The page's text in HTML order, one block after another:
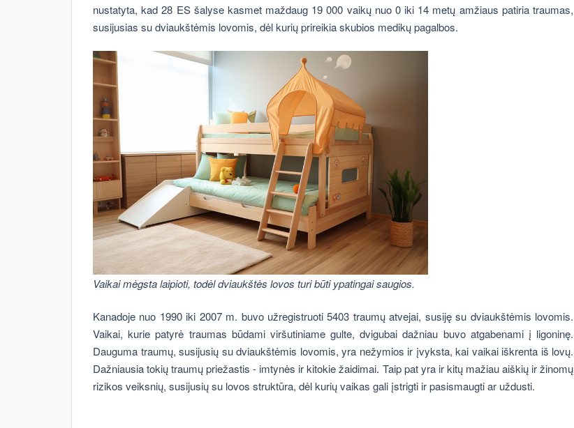
nustatyta, kad 28 ES šalyse kasmet maždaug 19 000 vaikų nuo 0 iki 14 metų amžiaus patiria traumas,
susijusias su dviaukštėmis lovomis, dėl kurių prireikia skubios medikų pagalbos.
Vaikai mėgsta laipioti, todėl dviaukštės lovos turi būti ypatingai saugios.
Kanadoje nuo 1990 iki 2007 m. buvo užregistruoti 5403 traumų atvejai, susiję su dviaukštėmis lovomis.
Vaikai, kurie patyrė traumas būdami viršutiniame gulte, dvigubai dažniau buvo atgabenami į ligoninę.
Dauguma traumų, susijusių su dviaukštėmis lovomis, yra nežymios ir įvyksta, kai vaikai iškrenta iš lovų.
Dažniausia tokių traumų priežastis - imtynės ir kitokie žaidimai. Taip pat yra ir kitų mažiau aiškių ir žinomų
rizikos veiksnių, susijusių su lovos struktūra, dėl kurių vaikas gali įstrigti ir pasismaugti ar uždusti.